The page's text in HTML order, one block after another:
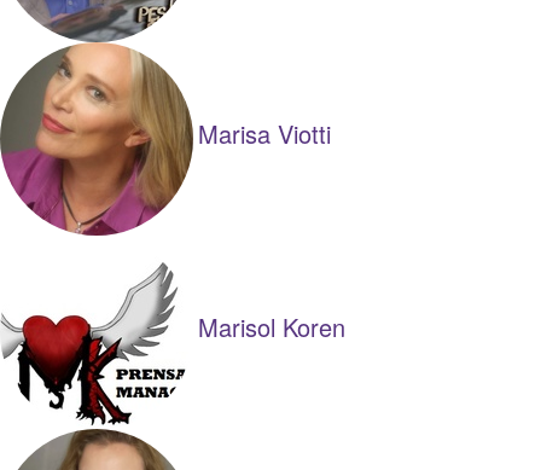
Marisa Viotti
Marisol Koren